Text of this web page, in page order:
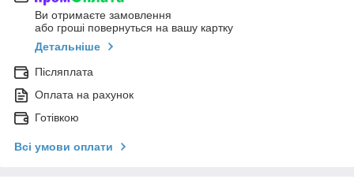
Ви отримаєте замовлення
або гроші повернуться на вашу картку
Детальніше
Післяплата
Оплата на рахунок
Готівкою
Всі умови оплати